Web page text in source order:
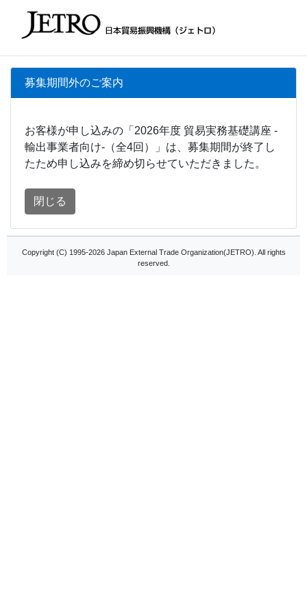
募集期間外のご案内
お客様が申し込みの「2026年度 貿易実務基礎講座 -
輸出事業者向け-（全4回）」は、募集期間が終了し
たため申し込みを締め切らせていただきました。
閉じる
Copyright (C) 1995-2026 Japan External Trade Organization(JETRO). All rights
reserved.